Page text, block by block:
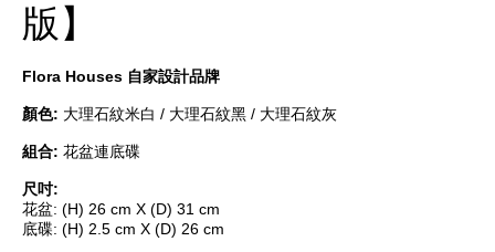
版】
Flora Houses 自家設計品牌
顏色: 大理石紋米白 / 大理石紋黑 / 大理石紋灰
組合: 花盆連底碟
尺吋:
花盆: (H) 26 cm X (D) 31 cm
底碟: (H) 2.5 cm X (D) 26 cm